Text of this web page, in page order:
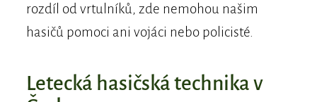
rozdíl od vrtulníků, zde nemohou našim
hasičů pomoci ani vojáci nebo policisté.
Letecká hasičská technika v